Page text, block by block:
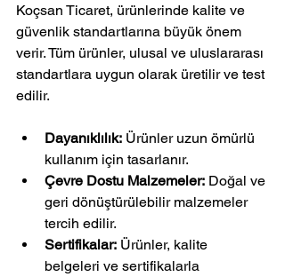
Koçsan Ticaret, ürünlerinde kalite ve
güvenlik standartlarına büyük önem
verir. Tüm ürünler, ulusal ve uluslararası
standartlara uygun olarak üretilir ve test
edilir.
Dayanıklılık: Ürünler uzun ömürlü
kullanım için tasarlanır.
Çevre Dostu Malzemeler: Doğal ve
geri dönüştürülebilir malzemeler
tercih edilir.
Sertifikalar: Ürünler, kalite
belgeleri ve sertifikalarla